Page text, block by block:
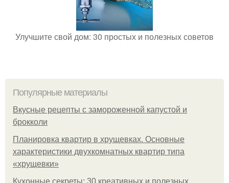
Улучшите свой дом: 30 простых и полезных советов
Популярные материалы
Вкусные рецепты с замороженной капустой и
брокколи
Планировка квартир в хрущевках. Основные
характеристики двухкомнатных квартир типа
«хрущевки»
Кухонные секреты: 30 креативных и полезных